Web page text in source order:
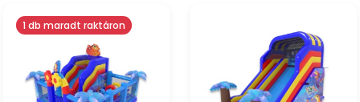
1 db maradt raktáron